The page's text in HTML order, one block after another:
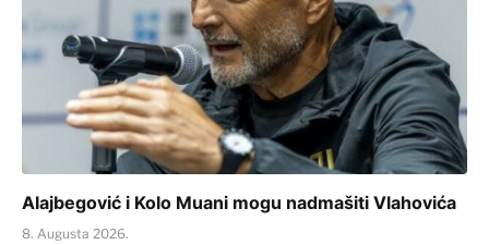
Alajbegović i Kolo Muani mogu nadmašiti Vlahovića
8. Augusta 2026.